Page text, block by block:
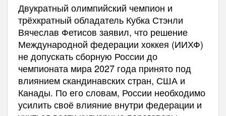
Двукратный олимпийский чемпион и
трёхкратный обладатель Кубка Стэнли
Вячеслав Фетисов заявил, что решение
Международной федерации хоккея (ИИХФ)
не допускать сборную России до
чемпионата мира 2027 года принято под
влиянием скандинавских стран, США и
Канады. По его словам, России необходимо
усилить своё влияние внутри федерации и